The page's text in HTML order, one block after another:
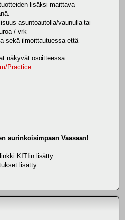
lisäksi maittava
asuntoautolla/vaunulla tai
/ vrk
sekä ilmoittautuessa että
näkyvät osoitteessa
Practice
aurinkoisimpaan Vaasaan!
KITIin lisätty.
lisätty